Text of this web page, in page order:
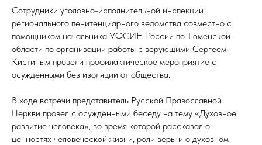
Сотрудники уголовно-исполнительной инспекции
регионального пенитенциарного ведомства совместно с
помощником начальника УФСИН России по Тюменской
области по организации работы с верующими Сергеем
Кистиным провели профилактическое мероприятие с
осуждёнными без изоляции от общества.
В ходе встречи представитель Русской Православной
Церкви провел с осуждёнными беседу на тему «Духовное
развитие человека», во время которой рассказал о
ценностях человеческой жизни, роли веры и о духовном